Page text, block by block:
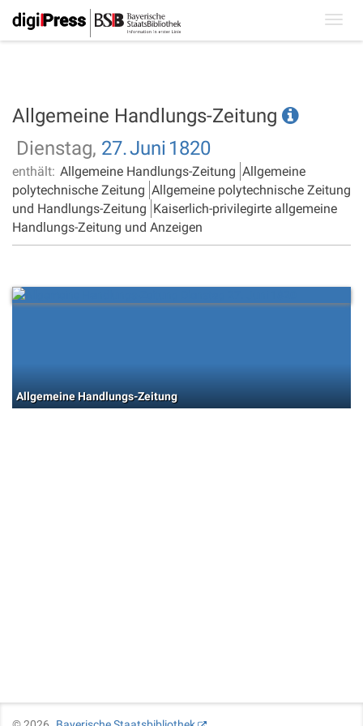
Allgemeine Handlungs-Zeitung
Dienstag, 27.Juni 1820
enthält: Allgemeine Handlungs-Zeitung Allgemeine
polytechnische Zeitung Allgemeine polytechnische Zeitung
und Handlungs-Zeitung Kaiserlich-privilegirte allgemeine
Handlungs-Zeitung und Anzeigen
Allgemeine Handlungs-Zeitung